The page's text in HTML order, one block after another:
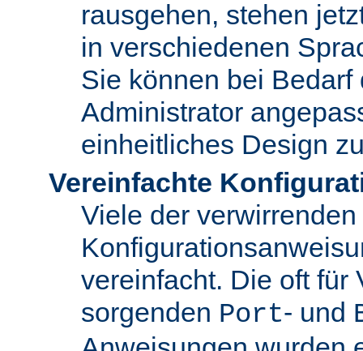
rausgehen, stehen
in verschiedenen
Sie können bei Bedarf
Administrator
einheitliches Design
Vereinfachte
Viele der verwirrenden
vereinfacht. Die oft für
sorgenden Port- und